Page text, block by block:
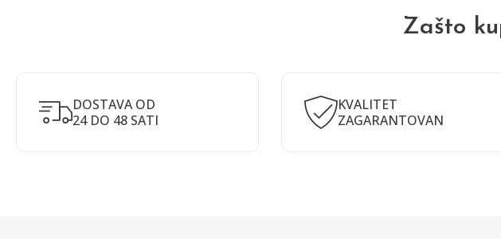
Zašto
DOSTAVA OD
24 DO 48 SATI
KVALITET
ZAGARANTOVAN